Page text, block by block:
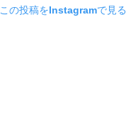
この投稿をInstagramで見る